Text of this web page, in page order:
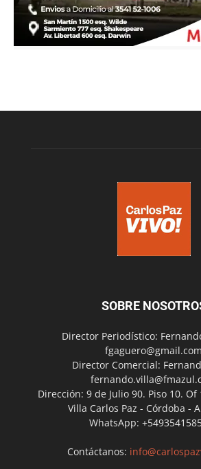
SOBRE
Director Periodístico:
fgaguero@gmail.com
Director Comercial:
Dirección: 9 de Julio 90. Piso 10. Of
Villa Carlos Paz - Córdoba -
WhatsApp:
Contáctanos: